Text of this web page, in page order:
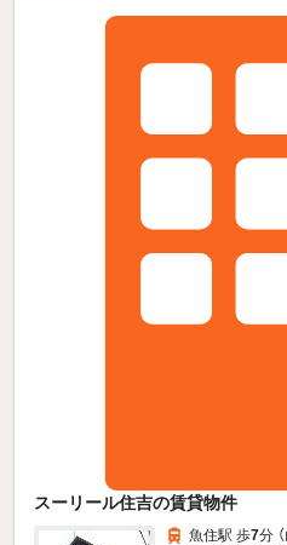
スーリール住吉の賃貸物件
魚住駅 歩7分